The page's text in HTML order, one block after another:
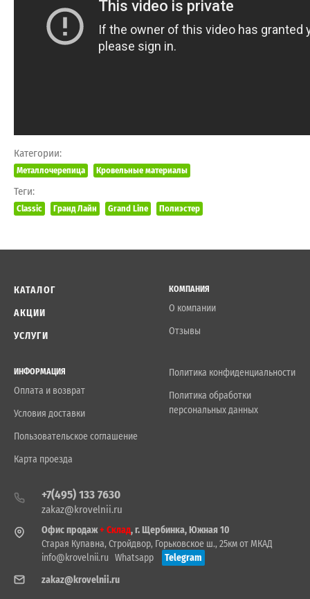
Категории:
Металлочерепица Кровельные материалы
Теги:
Classic Гранд Лайн Grand Line Полиэстер
КАТАЛОГ
АКЦИИ
УСЛУГИ
КОМПАНИЯ
О компании
Отзывы
ИНФОРМАЦИЯ
Оплата и возврат
Условия доставки
Пользовательское соглашение
Карта проезда
Политика конфиденциальности
Политика обработки
персональных данных
+7(495) 133 7630
zakaz@krovelnii.ru
Офис продаж+ Склад, г. Щербинка, Южная 10
Старая Купавна, Стройдвор, Горьковское ш., 25км от МКАД
info@krovelnii.ru Whatsapp
Telegram
zakaz@krovelnii.ru